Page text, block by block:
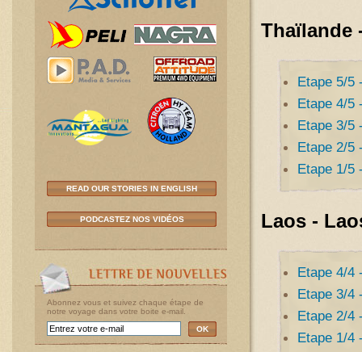
READ OUR STORIES IN ENGLISH
PODCASTEZ NOS VIDÉOS
Abonnez vous et suivez chaque étape de
notre voyage dans votre boite e-mail.
OK
Thaïlande
Etape 5/5
Etape 4/5
Etape 3/5
Etape 2/5
Etape 1/5
Laos -
Etape 4/4
Etape 3/4
Etape 2/4
Etape 1/4